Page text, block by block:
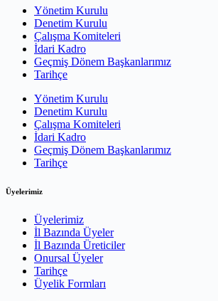
Yönetim Kurulu
Denetim Kurulu
Çalışma Komiteleri
İdari Kadro
Geçmiş Dönem Başkanlarımız
Tarihçe
Yönetim Kurulu
Denetim Kurulu
Çalışma Komiteleri
İdari Kadro
Geçmiş Dönem Başkanlarımız
Tarihçe
Üyelerimiz
Üyelerimiz
İl Bazında Üyeler
İl Bazında Üreticiler
Onursal Üyeler
Tarihçe
Üyelik Formları